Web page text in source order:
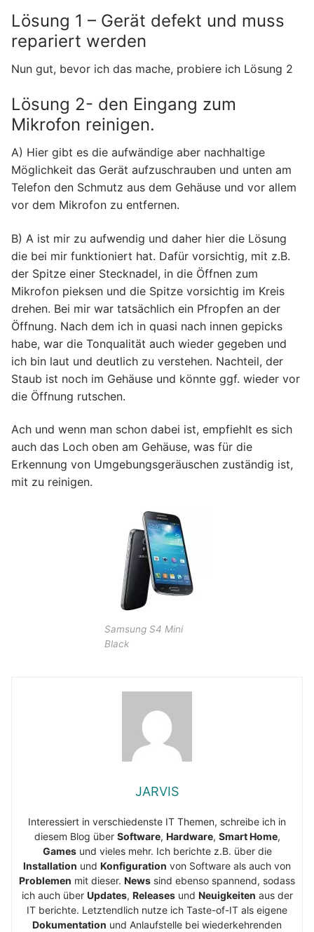
Lösung 1 – Gerät defekt und muss
repariert werden
Nun gut, bevor ich das mache, probiere ich Lösung 2
Lösung 2- den Eingang zum
Mikrofon reinigen.
A) Hier gibt es die aufwändige aber nachhaltige
Möglichkeit das Gerät aufzuschrauben und unten am
Telefon den Schmutz aus dem Gehäuse und vor allem
vor dem Mikrofon zu entfernen.
B) A ist mir zu aufwendig und daher hier die Lösung
die bei mir funktioniert hat. Dafür vorsichtig, mit z.B.
der Spitze einer Stecknadel, in die Öffnen zum
Mikrofon pieksen und die Spitze vorsichtig im Kreis
drehen. Bei mir war tatsächlich ein Pfropfen an der
Öffnung. Nach dem ich in quasi nach innen gepicks
habe, war die Tonqualität auch wieder gegeben und
ich bin laut und deutlich zu verstehen. Nachteil, der
Staub ist noch im Gehäuse und könnte ggf. wieder vor
die Öffnung rutschen.
Ach und wenn man schon dabei ist, empfiehlt es sich
auch das Loch oben am Gehäuse, was für die
Erkennung von Umgebungsgeräuschen zuständig ist,
mit zu reinigen.
Samsung S4 Mini
Black
JARVIS
Interessiert in verschiedenste IT Themen, schreibe ich in
diesem Blog über Software, Hardware, Smart Home,
Gamesund vieles mehr. Ich berichte z.B. über die
Installation und Konfiguration von Software als auch von
Problemen mit dieser. News sind ebenso spannend, sodass
ich auch über Updates, Releasesund Neuigkeiten aus der
IT berichte. Letztendlich nutze ich Taste-of-IT als eigene
Dokumentation und Anlaufstelle bei wiederkehrenden